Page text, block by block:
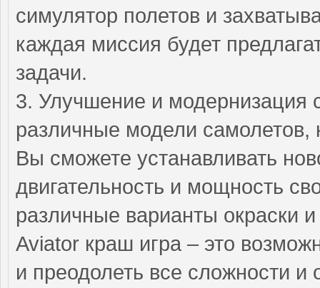
симулятор полетов и
каждая миссия будет
задачи.
3. Улучшение и модернизация
различные модели самолетов,
Вы сможете устанавливать
двигательность и мощность
различные варианты окраски
Aviator краш игра – это
и преодолеть все сложности и